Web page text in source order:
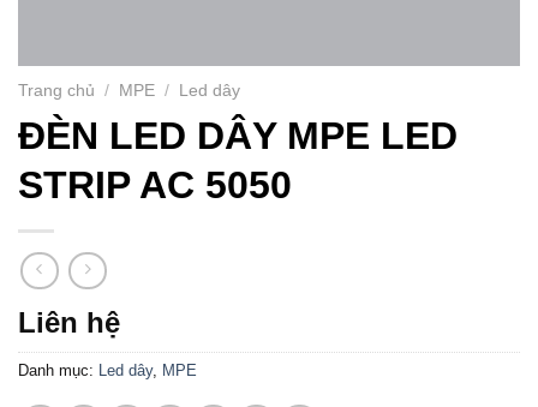
Trang chủ / MPE / Led dây
ĐÈN LED DÂY MPE LED
STRIP AC 5050
Liên hệ
Danh mục: Led dây, MPE